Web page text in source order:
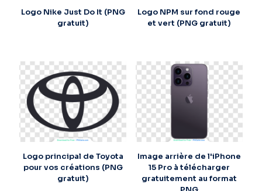
Logo Nike Just Do It (PNG
gratuit)
Logo NPM sur fond rouge
et vert (PNG gratuit)
Logo principal de Toyota
pour vos créations (PNG
gratuit)
Image arrière de l'iPhone
15 Pro à télécharger
gratuitement au format